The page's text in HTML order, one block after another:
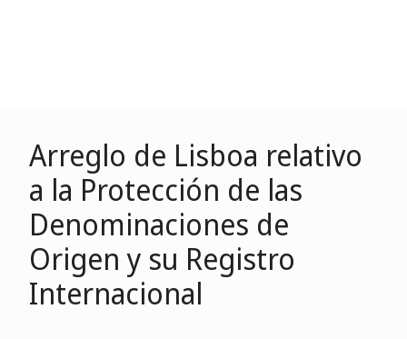
Arreglo de Lisboa relativo
a la Protección de las
Denominaciones de
Origen y su Registro
Internacional